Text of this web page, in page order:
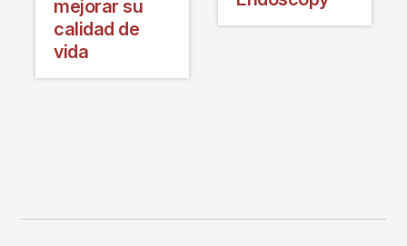
mejorar su
calidad de
vida